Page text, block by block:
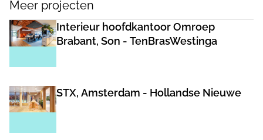
Meer projecten
Interieur hoofdkantoor Omroep
Brabant, Son - TenBrasWestinga
STX, Amsterdam - Hollandse Nieuwe